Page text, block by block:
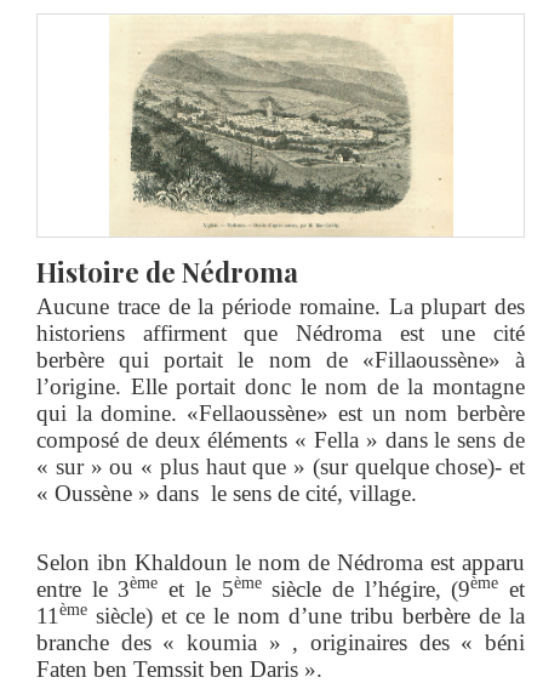
Histoire de Nédroma
Aucune trace de la période romaine. La plupart des
historiens affirment que Nédroma est une cité
berbère qui portait le nom de «Fillaoussène» à
l’origine. Elle portait donc le nom de la montagne
qui la domine. «Fellaoussène» est un nom berbère
composé de deux éléments « Fella » dans le sens de
« sur » ou « plus haut que » (sur quelque chose)- et
« Oussène » dans le sens de cité, village.
Selon ibn Khaldoun le nom de Nédroma est apparu
entre le 3ème et le 5èmesiècle de l’hégire, (9ème et
11 ème siècle) et ce le nom d’une tribu berbère de la
branche des « koumia » , originaires des « béni
Faten ben Temssit ben Daris ».